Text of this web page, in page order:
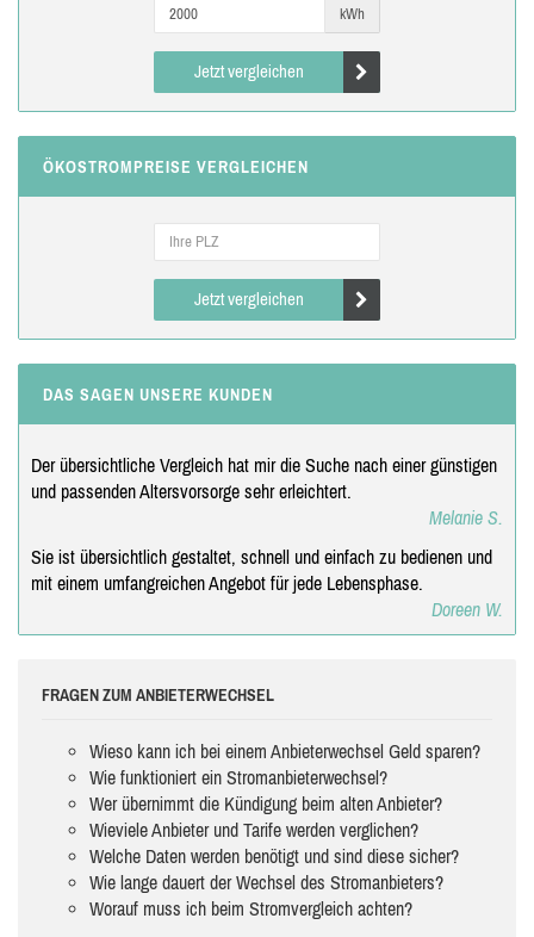
kWh
Jetzt vergleichen
ÖKOSTROMPREISE VERGLEICHEN
Jetzt vergleichen
DAS SAGEN UNSERE KUNDEN
Der übersichtliche Vergleich hat mir die Suche nach einer günstigen
und passenden Altersvorsorge sehr erleichtert.
Melanie S.
Sie ist übersichtlich gestaltet, schnell und einfach zu bedienen und
mit einem umfangreichen Angebot für jede Lebensphase.
Doreen W.
FRAGEN ZUM ANBIETERWECHSEL
Wieso kann ich bei einem Anbieterwechsel Geld sparen?
Wie funktioniert ein Stromanbieterwechsel?
Wer übernimmt die Kündigung beim alten Anbieter?
Wieviele Anbieter und Tarife werden verglichen?
Welche Daten werden benötigt und sind diese sicher?
Wie lange dauert der Wechsel des Stromanbieters?
Worauf muss ich beim Stromvergleich achten?